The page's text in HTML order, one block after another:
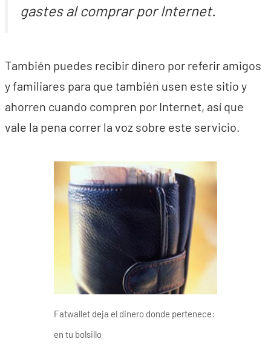
gastes al comprar por Internet.
También puedes recibir dinero por referir amigos
y familiares para que también usen este sitio y
ahorren cuando compren por Internet, así que
vale la pena correr la voz sobre este servicio.
Fatwallet deja el dinero donde pertenece:
en tu bolsillo